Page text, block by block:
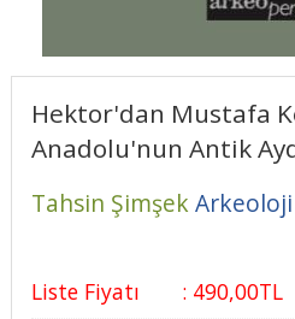
Hektor'dan Mustafa
Anadolu'nun Antik
Tahsin ŞimşekArkeoloji
Liste Fiyatı : 490,00TL